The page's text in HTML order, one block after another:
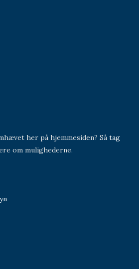
her på hjemmesiden? Så tag
om mulighederne.